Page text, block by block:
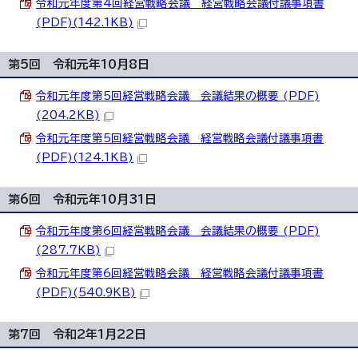
令和元年度第4回経営戦略会議 経営戦略会議付議事項書
(PDF)(142.1KB)
第5回 令和元年10月8日
令和元年度第5回経営戦略会議 会議結果の概要 (PDF)
(204.2KB)
令和元年度第5回経営戦略会議 経営戦略会議付議事項書
(PDF)(124.1KB)
第6回 令和元年10月31日
令和元年度第6回経営戦略会議 会議結果の概要 (PDF)
(287.7KB)
令和元年度第6回経営戦略会議 経営戦略会議付議事項書
(PDF)(540.9KB)
第7回 令和2年1月22日